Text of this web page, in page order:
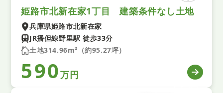
姫路市北新在家1丁目 建築条件なし土地
兵庫県姫路市北新在家
JR播但線野里駅 徒歩33分
土地314.96m²（約95.27坪）
590万円